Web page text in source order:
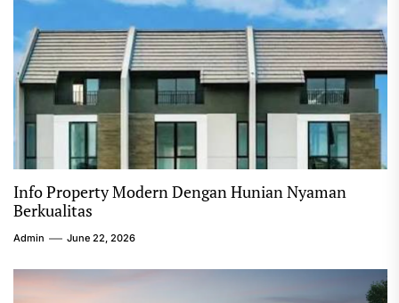
Info Property Modern Dengan Hunian Nyaman
Berkualitas
Admin June 22, 2026